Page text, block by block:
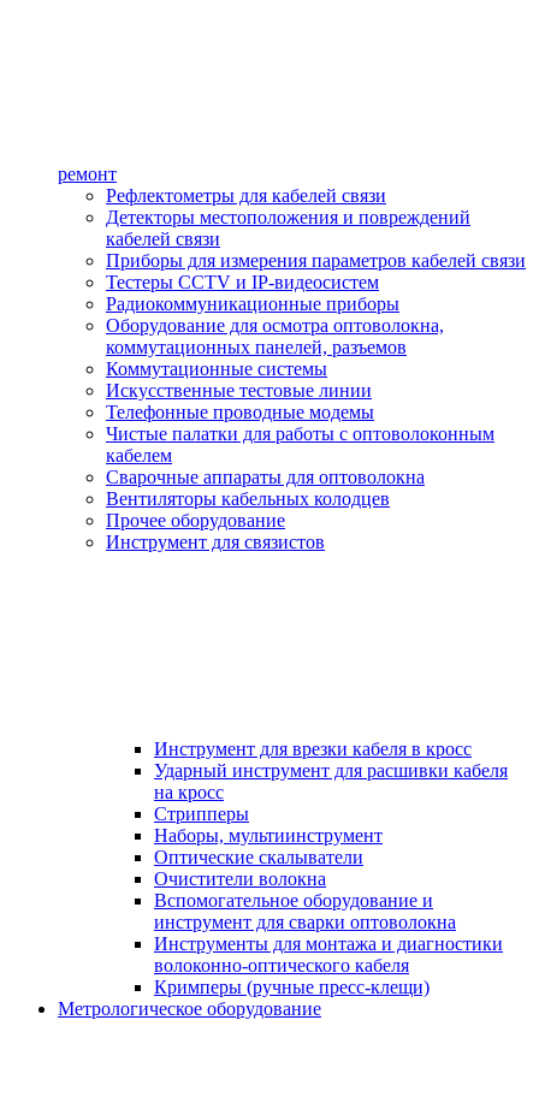
ремонт
Рефлектометры для кабелей связи
Детекторы местоположения и повреждений
кабелей связи
Приборы для измерения параметров кабелей связи
Тестеры CCTV и IP-видеосистем
Радиокоммуникационные приборы
Оборудование для осмотра оптоволокна,
коммутационных панелей, разъемов
Коммутационные системы
Искусственные тестовые линии
Телефонные проводные модемы
Чистые палатки для работы с оптоволоконным
кабелем
Сварочные аппараты для оптоволокна
Вентиляторы кабельных колодцев
Прочее оборудование
Инструмент для связистов
Инструмент для врезки кабеля в кросс
Ударный инструмент для расшивки кабеля
на кросс
Стрипперы
Наборы, мультиинструмент
Оптические скалыватели
Очистители волокна
Вспомогательное оборудование и
инструмент для сварки оптоволокна
Инструменты для монтажа и диагностики
волоконно-оптического кабеля
Кримперы (ручные пресс-клещи)
Метрологическое оборудование